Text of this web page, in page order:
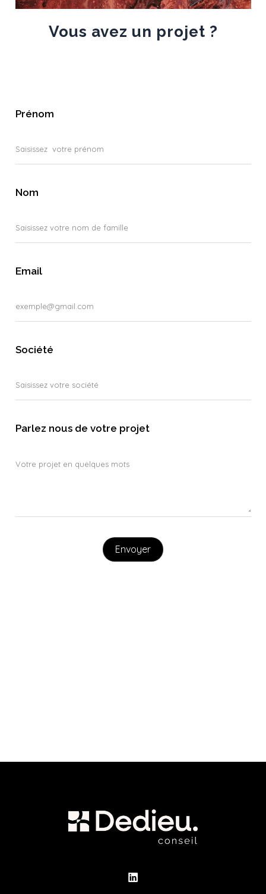
Vous avez un projet ?
Prénom
Nom
Email
Société
Parlez nous de votre projet
Envoyer